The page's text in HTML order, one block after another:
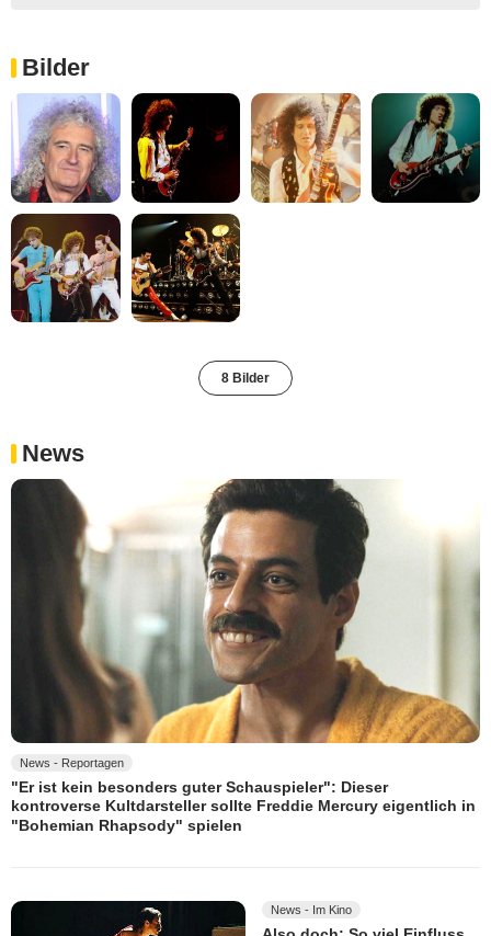
Bilder
8 Bilder
News
News - Reportagen
"Er ist kein besonders guter Schauspieler": Dieser
kontroverse Kultdarsteller sollte Freddie Mercury eigentlich in
"Bohemian Rhapsody" spielen
News - Im Kino